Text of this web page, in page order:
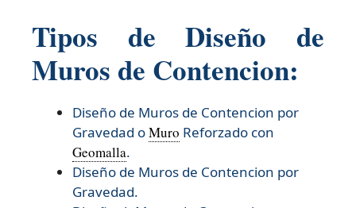
Tipos de Diseño de
Muros de Contencion:
Diseño de Muros de Contencion por
Gravedad oMuro Reforzado con
Geomalla.
Diseño de Muros de Contencion por
Gravedad.